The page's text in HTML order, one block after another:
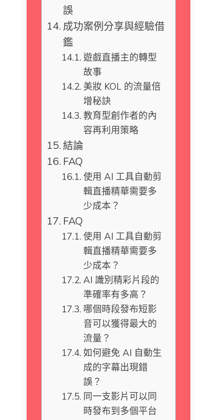
誤
成功案例分享與經驗借
鑑
遊戲直播主的轉型
故事
美妝 KOL 的流量倍
增秘訣
教育型創作者的內
容再利用策略
結論
FAQ
使用 AI 工具自動剪
輯直播精華需要多
少成本？
FAQ
使用 AI 工具自動剪
輯直播精華需要多
少成本？
AI 識別精彩片段的
準確率有多高？
哪個時段發布短影
音可以獲得最大的
流量？
如何避免 AI 自動生
成的字幕出現錯
誤？
同一支影片可以同
時發布到多個平台